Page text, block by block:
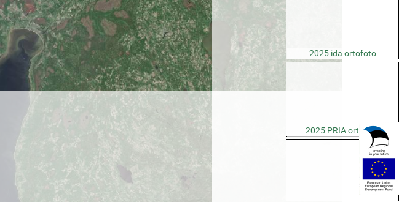
2025 ida ortofoto
2025 PRIA ortofoto